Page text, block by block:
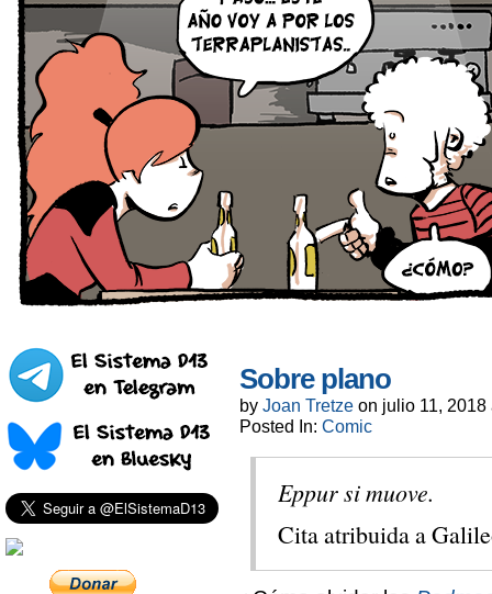
Sobre plano
by Joan Tretze on julio 11, 2018
Posted In: Comic
Eppur si muove.
Cita atribuida a